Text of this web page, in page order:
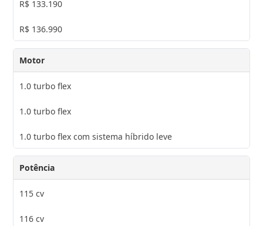
R$ 133.190
R$ 136.990
Motor
1.0 turbo flex
1.0 turbo flex
1.0 turbo flex com sistema híbrido leve
Potência
115 cv
116 cv